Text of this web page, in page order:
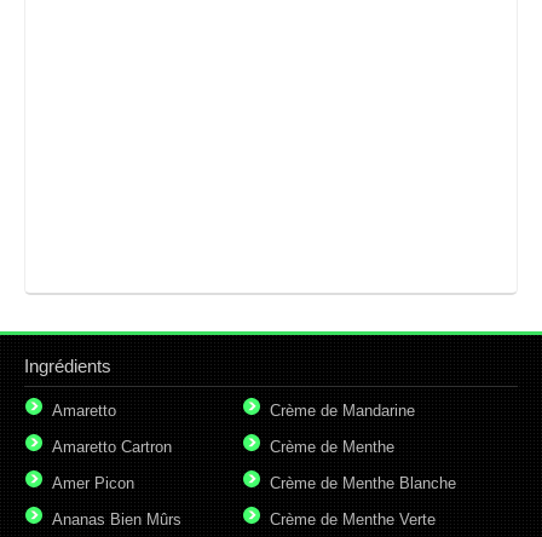
Ingrédients
Amaretto
Amaretto Cartron
Amer Picon
Ananas Bien Mûrs
Crème de Mandarine
Crème de Menthe
Crème de Menthe Blanche
Crème de Menthe Verte